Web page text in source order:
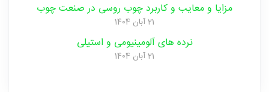
مزایا و‌ معایب و‌ کاربرد چوب روسی در صنعت ‌چوب
21 آبان 1404
نرده های آلومینیومی و‌ استیلی
21 آبان 1404